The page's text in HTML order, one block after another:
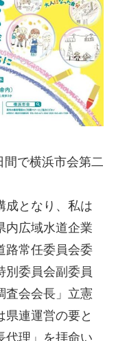
で横浜市会第二
成となり、私は
内広域水道企業
路常任委員会委
別委員会副委員
査会会長」立憲
県連運営の要と
代理」を拝命い